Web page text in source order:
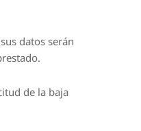
datos serán
de la baja